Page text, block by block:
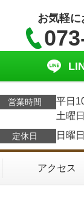
お気軽
営業時間
平日
土曜
定休日 日曜
アクセス